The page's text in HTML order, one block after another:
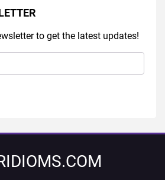
to get the latest updates!